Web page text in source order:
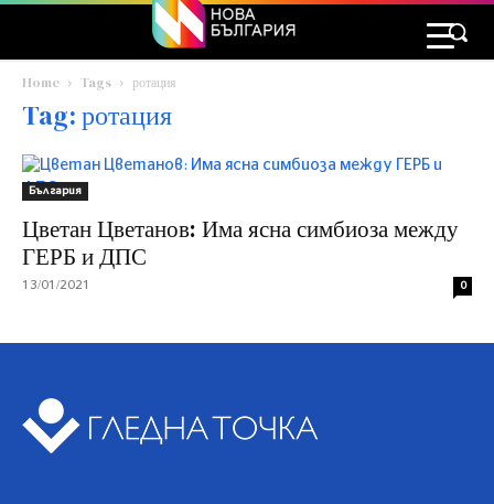
Home Tags ротация
Tag: ротация
България
Цветан Цветанов: Има ясна симбиоза между
ГЕРБ и ДПС
13/01/2021 0